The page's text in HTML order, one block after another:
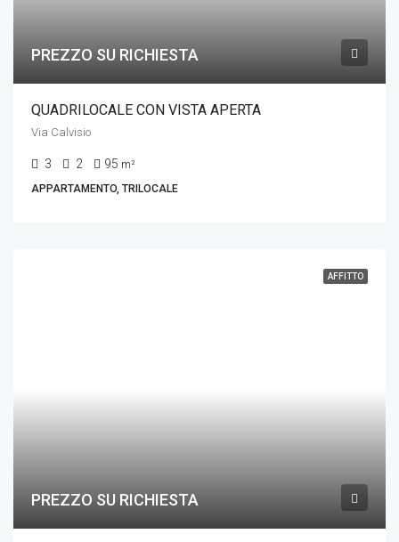
PREZZO SU RICHIESTA
QUADRILOCALE CON VISTA APERTA
Via Calvisio
3 2 95 m²
APPARTAMENTO, TRILOCALE
AFFITTO
PREZZO SU RICHIESTA